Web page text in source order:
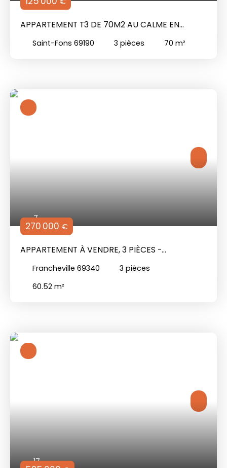
APPARTEMENT T3 DE 70M2 AU CALME EN
Saint-Fons 69190 3 pièces 70 m²
7
270 000 €
APPARTEMENT À VENDRE, 3 PIÈCES -
Francheville 69340 3 pièces
60.52 m²
17